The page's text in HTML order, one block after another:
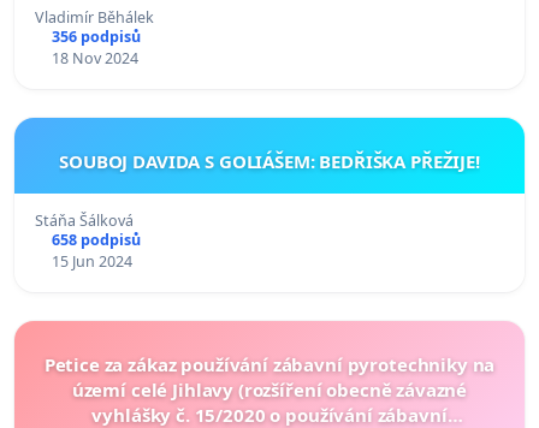
Vladimír Běhálek
356 podpisů
18 Nov 2024
SOUBOJ DAVIDA S GOLIÁŠEM: BEDŘIŠKA PŘEŽIJE!
Stáňa Šálková
658 podpisů
15 Jun 2024
Petice za zákaz používání zábavní pyrotechniky na
území celé Jihlavy (rozšíření obecně závazné
vyhlášky č. 15/2020 o používání zábavní